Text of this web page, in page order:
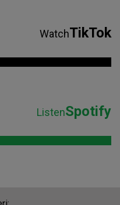
WatchTikTok
ListenSpotify